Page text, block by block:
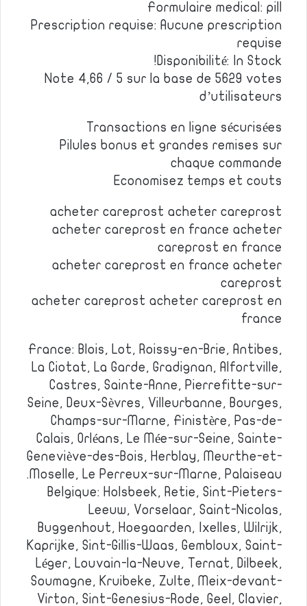
Formulaire medical: pill
Prescription requise: Aucune prescription
requise
Disponibilité: In Stock!
Note 4,66 / 5 sur la base de 5629 votes
d’utilisateurs
Transactions en ligne sécurisées
Pilules bonus et grandes remises sur
chaque commande
Economisez temps et couts
acheter careprost acheter careprost
acheter careprost en france acheter
careprost en france
acheter careprost en france acheter
careprost
acheter careprost acheter careprost en
france
France: Blois, Lot, Roissy-en-Brie, Antibes,
La Ciotat, La Garde, Gradignan, Alfortville,
Castres, Sainte-Anne, Pierrefitte-sur-
Seine, Deux-Sèvres, Villeurbanne, Bourges,
Champs-sur-Marne, Finistère, Pas-de-
Calais, Orléans, Le Mée-sur-Seine, Sainte-
Geneviève-des-Bois, Herblay, Meurthe-et-
Moselle, Le Perreux-sur-Marne, Palaiseau.
Belgique: Holsbeek, Retie, Sint-Pieters-
Leeuw, Vorselaar, Saint-Nicolas,
Buggenhout, Hoegaarden, Ixelles, Wilrijk,
Kaprijke, Sint-Gillis-Waas, Gembloux, Saint-
Léger, Louvain-la-Neuve, Ternat, Dilbeek,
Soumagne, Kruibeke, Zulte, Meix-devant-
Virton, Sint-Genesius-Rode, Geel, Clavier,